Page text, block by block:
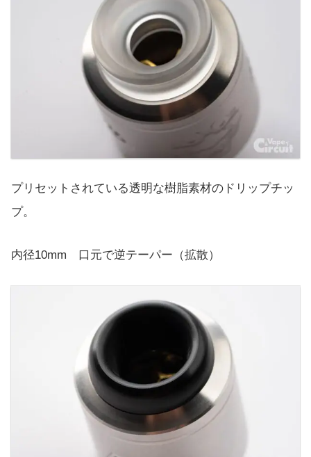
プリセットされている透明な樹脂素材のドリップチッ
プ。
内径10mm 口元で逆テーパー（拡散）